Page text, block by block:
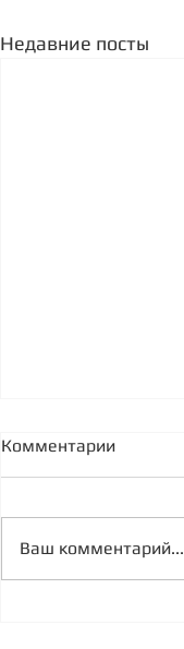
Недавние посты
Комментарии
Ваш комментарий...